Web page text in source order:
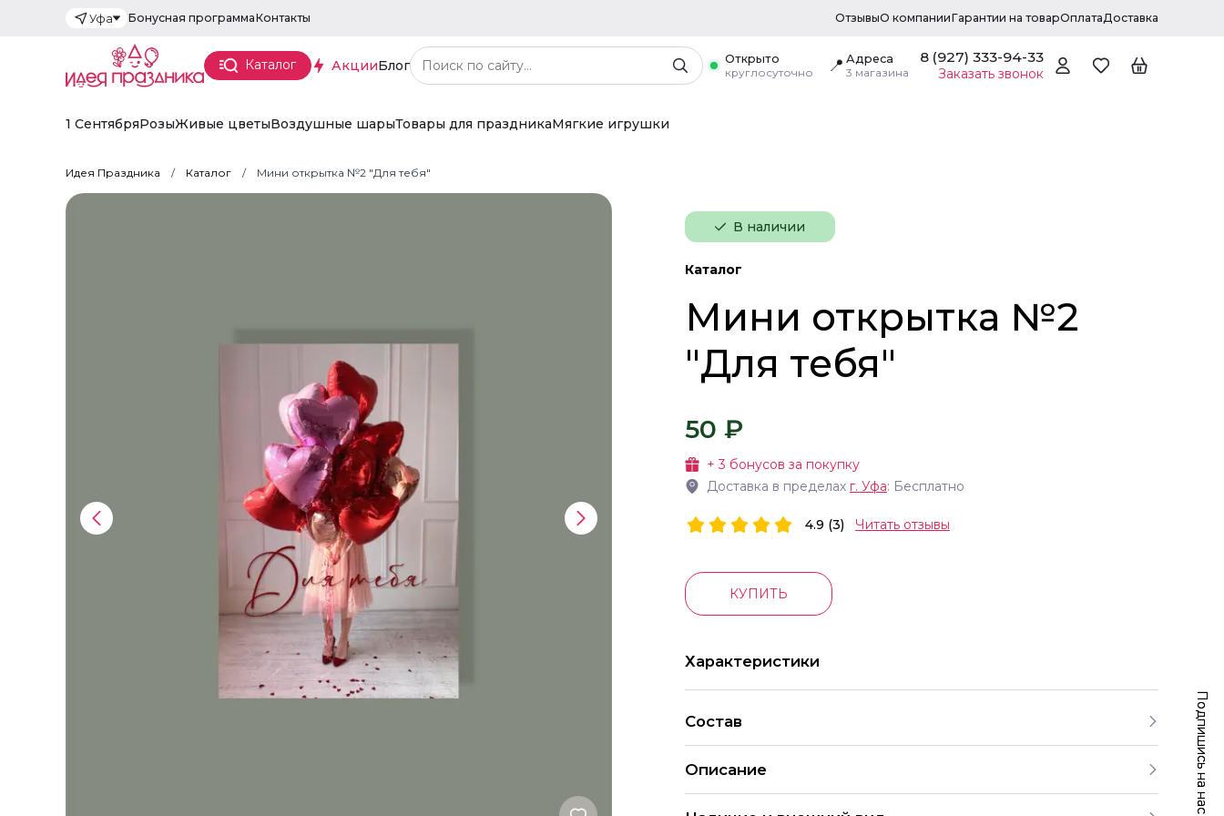
Уфа Бонусная программаКонтакты ОтзывыО компанииГарантии на товарОплатаДоставка
Каталог АкцииБлог
Открыто
круглосуточно
📍 Адреса
3 магазина
8 (927) 333-94-33
Заказать звонок
1 СентябряРозыЖивые цветыВоздушные шарыТовары для праздникаМягкие игрушки
Идея Праздника Каталог Мини открытка №2 "Для тебя"
В наличии
Каталог
Мини открытка №2
"Для тебя"
50 ₽
+3 бонусов за покупку
Доставка в пределах г. Уфа: Бесплатно
4.9 (3) Читать отзывы
КУПИТЬ
Характеристики
Состав
Описание Подпишись на нас
Подпишись на нас